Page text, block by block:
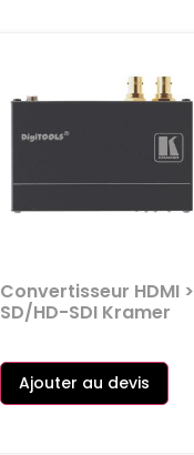
Convertisseur HDMI >
SD/HD-SDI Kramer
Ajouter au devis